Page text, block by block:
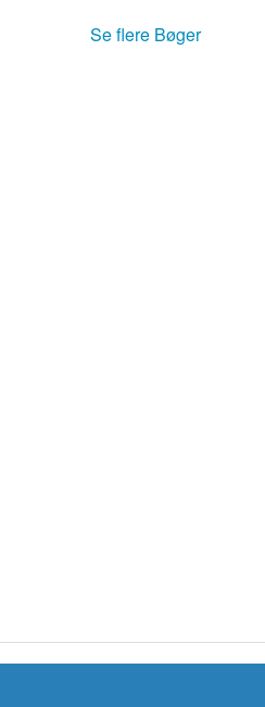
Se flere Bøger